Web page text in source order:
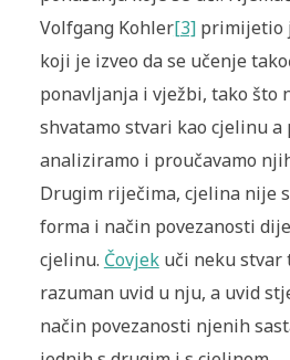
Volfgang Kohler[3]primijetio
koji je izveo da se učenje
ponavljanja i vježbi, tako što
shvatamo stvari kao cjelinu
analiziramo i proučavamo
Drugim riječima, cjelina nije
forma i način povezanosti
cjelinu. Čovjekuči neku stvar
razuman uvid u nju, a uvid
način povezanosti njenih